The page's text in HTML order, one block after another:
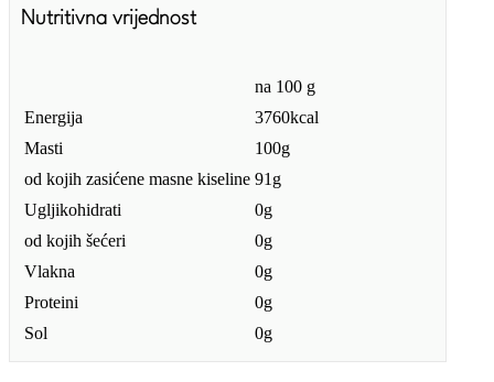
Nutritivna vrijednost
na 100 g
Energija
3760kcal
Masti
100g
od kojih zasićene masne kiseline 91g
Ugljikohidrati
0g
od kojih šećeri
0g
Vlakna
0g
Proteini
0g
Sol
0g